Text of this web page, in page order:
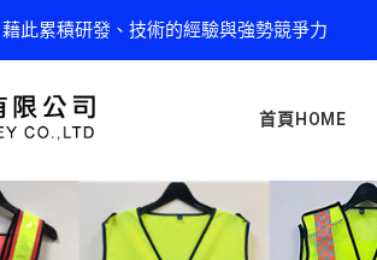
此累積研發、技術的經驗與強勢競爭力
首頁HOME